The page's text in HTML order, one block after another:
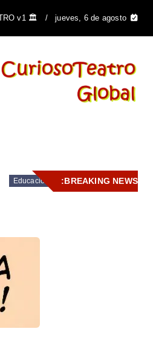
jueves, 6 de agosto
🏛️ SISTEMA LEGAL CURIOSOTEATRO v1
Araguaney: El árbol que
florece en oro y...
BREAKING NEWS:
Educación